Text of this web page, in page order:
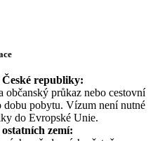
republiky:
občanský průkaz nebo cestovní
dobu pobytu. Vízum není nutné
do Evropské Unie.
zemí: